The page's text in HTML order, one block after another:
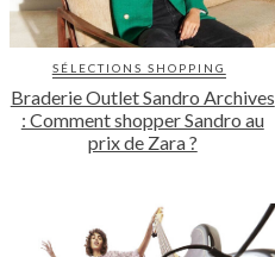
SÉLECTIONS SHOPPING
Braderie Outlet Sandro Archives
: Comment shopper Sandro au
prix de Zara ?